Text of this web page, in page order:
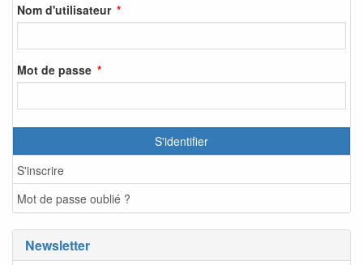
Nom d'utilisateur
Mot de passe
S'identifier
S'inscrire
Mot de passe oublié ?
Newsletter